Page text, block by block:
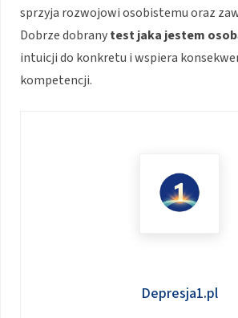
sprzyja rozwojowi osobistemu oraz
Dobrze dobranytest jaka jestem
intuicji do konkretu i wspiera
kompetencji.
Depresja1.pl